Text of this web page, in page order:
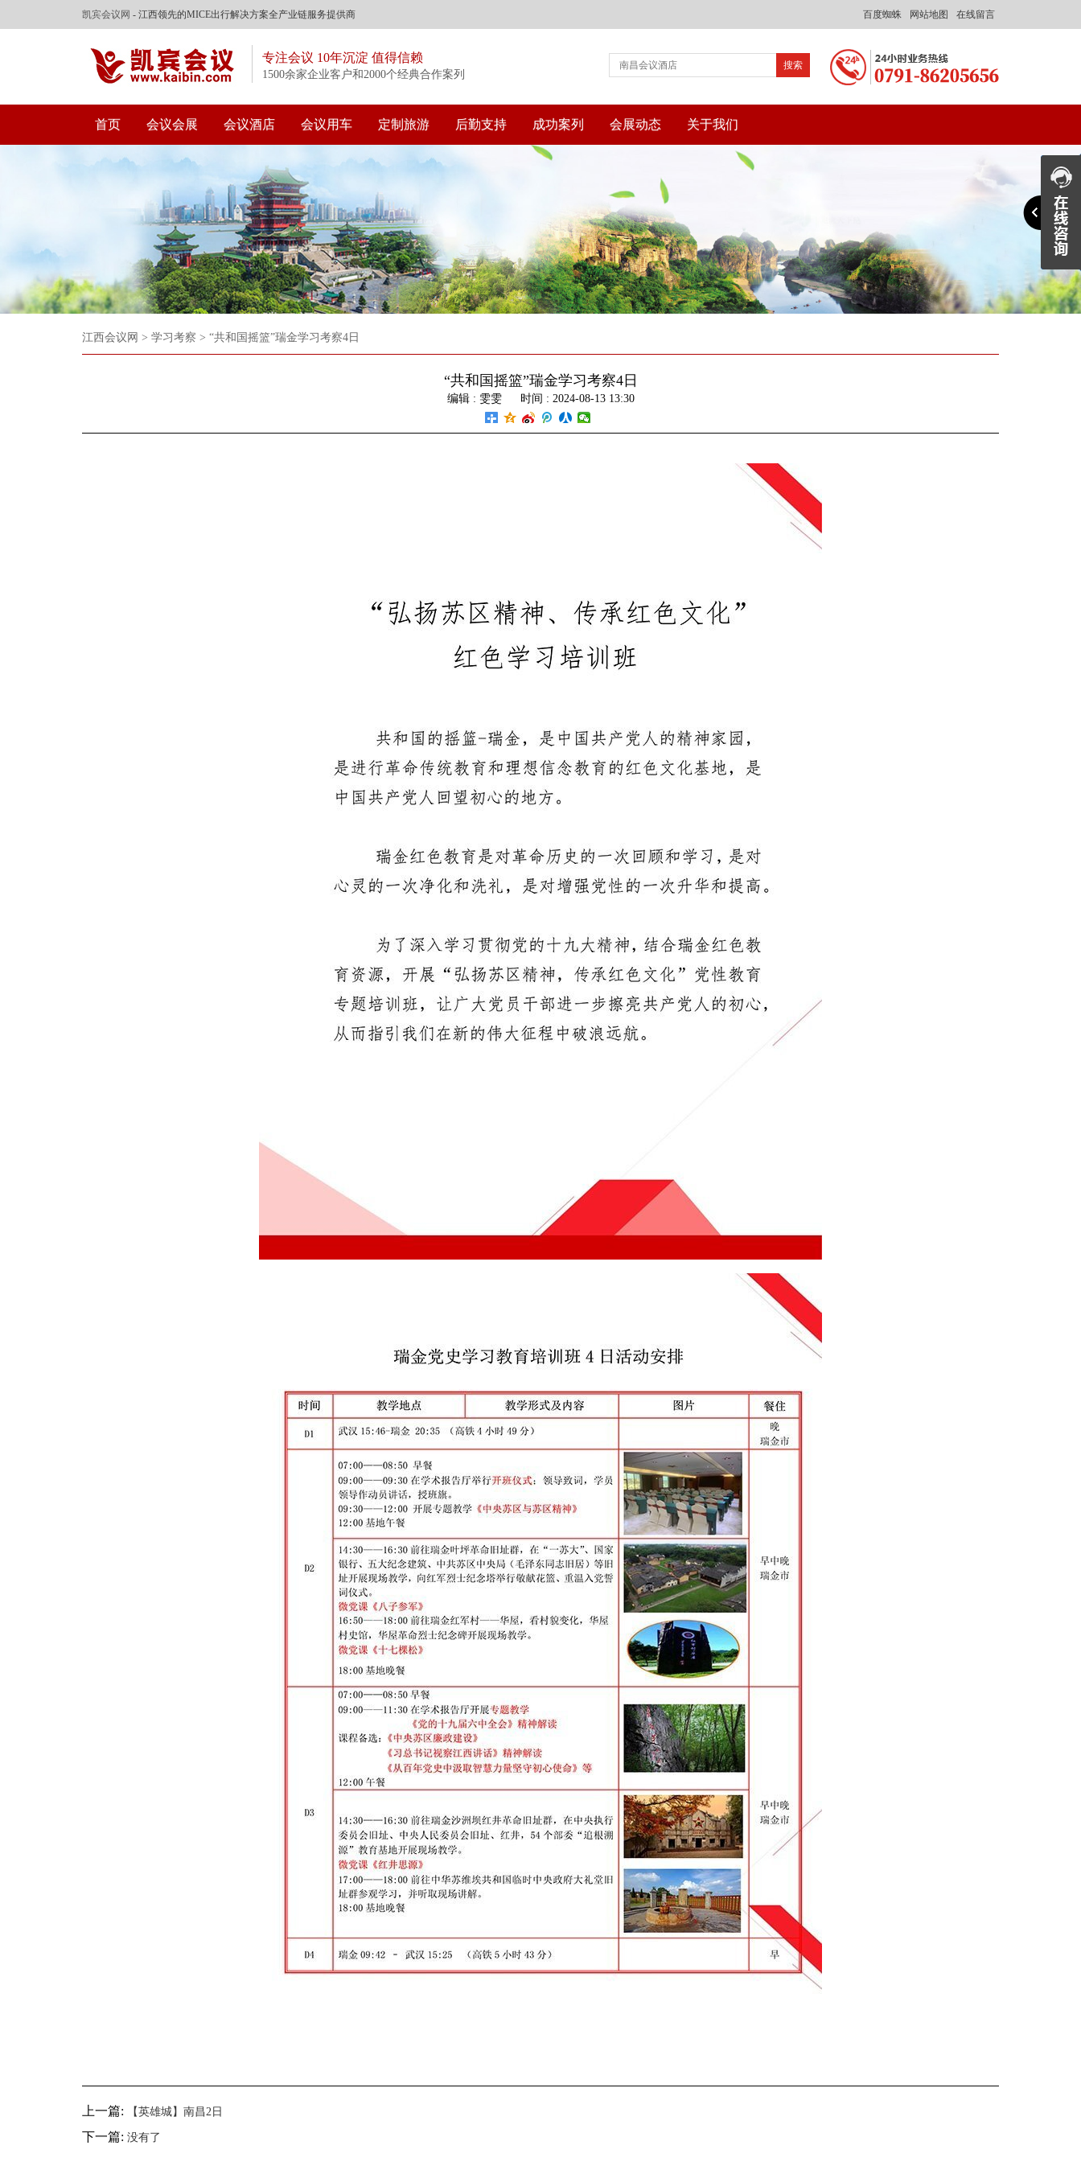
凯宾会议网 - 江西领先的MICE出行解决方案全产业链服务提供商 在线留言
网站地图
百度蜘蛛
专注会议 10年沉淀 值得信赖
1500余家企业客户和2000个经典合作案列
首页 会议会展 会议酒店 会议用车 定制旅游 后勤支持 成功案列 会展动态 关于我们
江西会议网 > 学习考察 > “共和国摇篮”瑞金学习考察4日
“共和国摇篮”瑞金学习考察4日
编辑 : 雯雯 时间 : 2024-08-13 13:30
上一篇: 【英雄城】南昌2日
下一篇: 没有了